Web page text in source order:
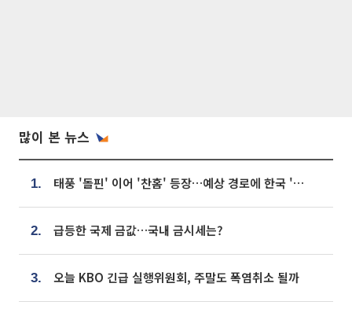
많이 본 뉴스
1. 태풍 '돌핀' 이어 '찬홈' 등장…예상 경로에 한국 '한숨'
2. 급등한 국제 금값…국내 금시세는?
3. 오늘 KBO 긴급 실행위원회, 주말도 폭염취소 될까